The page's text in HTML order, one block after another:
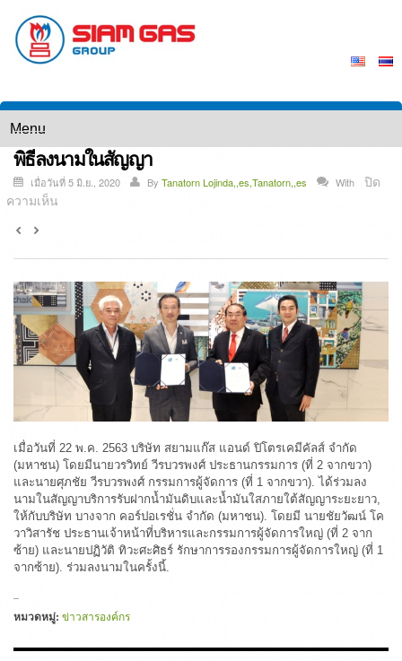
พิธีลงนามในสัญญา
เมื่อวันที่ 5 มิ.ย., 2020 By Tanatorn Lojinda,,es,Tanatorn,,es With
ปิด
ความเห็น
สัญญา
เมื่อวันที่ 22 พ.ค. 2563 บริษัท สยามแก๊ส แอนด์ ปิโตรเคมีคัลส์ จำกัด
(มหาชน) โดยมีนายวรวิทย์ วีรบวรพงศ์ ประธานกรรมการ (ที่ 2 จากขวา)
และนายศุภชัย วีรบวรพงศ์ กรรมการผู้จัดการ (ที่ 1 จากขวา). ได้ร่วมลง
นามในสัญญาบริการรับฝากน้ำมันดิบและน้ำมันใสภายใต้สัญญาระยะยาว,
ให้กับบริษัท บางจาก คอร์ปอเรชั่น จำกัด (มหาชน). โดยมี นายชัยวัฒน์ โค
วาวิสารัช ประธานเจ้าหน้าที่บริหารและกรรมการผู้จัดการใหญ่ (ที่ 2 จาก
ซ้าย) และนายปฏิวัติ ทิวะศะศิธร์ รักษาการรองกรรมการผู้จัดการใหญ่ (ที่ 1
จากซ้าย). ร่วมลงนามในครั้งนี้.
หมวดหมู่: ข่าวสารองค์กร